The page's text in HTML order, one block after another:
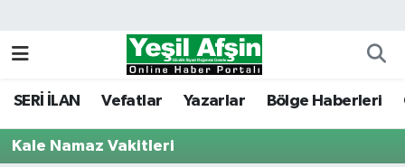
SERİ İLAN Vefatlar Yazarlar Bölge Haberleri
Kale Namaz Vakitleri
Kahramanmaraş Nöbetçi Eczaneler
Kahramanmaraş Namaz Vakitleri